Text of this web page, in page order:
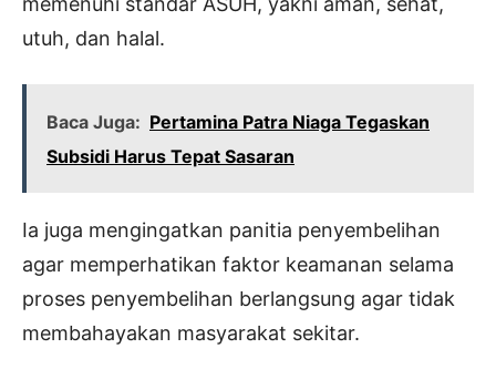
utuh, dan halal.
Baca Juga: Pertamina Patra Niaga Tegaskan
Subsidi Harus Tepat Sasaran
Ia juga mengingatkan panitia penyembelihan
agar memperhatikan faktor keamanan selama
proses penyembelihan berlangsung agar tidak
membahayakan masyarakat sekitar.